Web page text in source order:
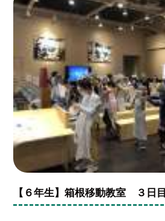
【６年生】箱根移動教室 ３日目